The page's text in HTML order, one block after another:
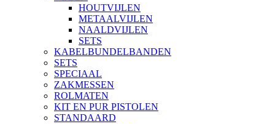
HOUTVIJLEN
METAALVIJLEN
NAALDVIJLEN
SETS
KABELBUNDELBANDEN
SETS
SPECIAAL
ZAKMESSEN
ROLMATEN
KIT EN PUR PISTOLEN
STANDAARD